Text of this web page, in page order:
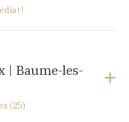
!
| Baume-les-
(25)